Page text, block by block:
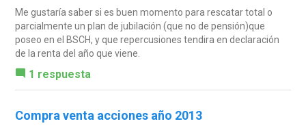
Me gustaría saber si es buen momento para rescatar total o
parcialmente un plan de jubilación (que no de pensión)que
poseo en el BSCH, y que repercusiones tendira en declaración
de la renta del año que viene.
1 respuesta
Compra venta acciones año 2013